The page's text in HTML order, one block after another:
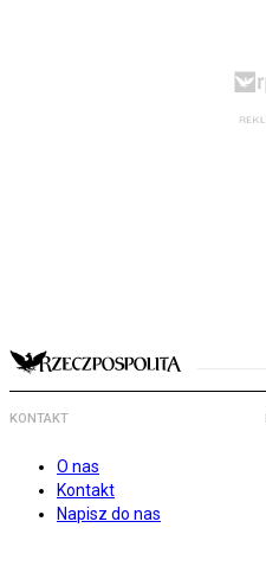
KONTAKT
O nas
Kontakt
Napisz do nas